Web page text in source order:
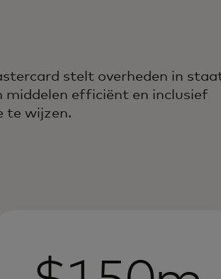
stelt overheden in
middelen efficiënt en inclusief
te wijzen.